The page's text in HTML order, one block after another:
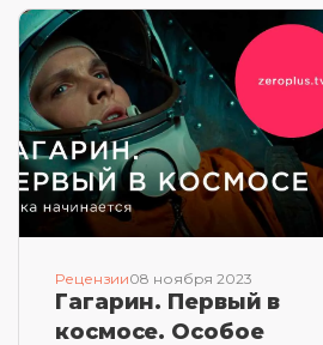
Рецензии08 ноября 2023
Гагарин. Первый в
космосе. Особое